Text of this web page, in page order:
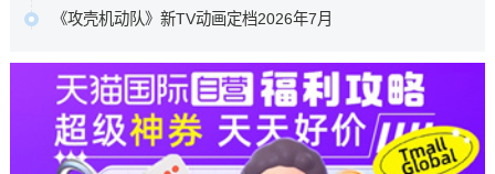
型升级提供了可借鉴的实践样本，更重新定义了中高端整装
原文链接
产品输出向产业能力输出升级的关键阶段。向新场景要增
业守正创新的核心发展路径。…
原文链接
《攻壳机动队》新TV动画定档2026年7月
木村翔马执导，园城塔担任系列构成，半田修平负责人物设
定。…
原文链接